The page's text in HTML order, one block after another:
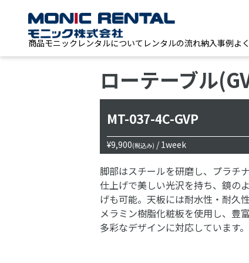
商品モニックレンタルについて レンタルの流れ納入事例よ
ローテーブル
MT-037-4C-GVP
¥9,900(税込み) / 1week
脚部はスチールを研磨し、プラチ
仕上げで美しい光沢を持ち、鏡の
げも可能。天板には耐水性・耐久
メラミン樹脂化粧板を使用し、豊
多彩なデザインに対応しています。